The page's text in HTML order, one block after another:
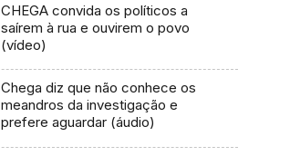
CHEGA convida os políticos a
saírem à rua e ouvirem o povo
(vídeo)
Chega diz que não conhece os
meandros da investigação e
prefere aguardar (áudio)